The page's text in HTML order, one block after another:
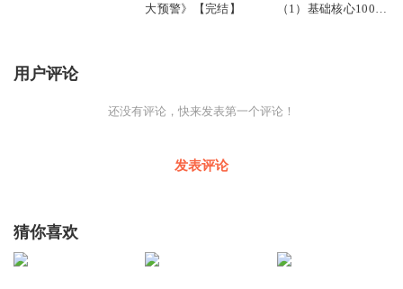
大预警》【完结】
（1）基础核心1000
用户评论
还没有评论，快来发表第一个评论！
发表评论
猜你喜欢